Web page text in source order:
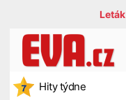
Leták
Hity týdne